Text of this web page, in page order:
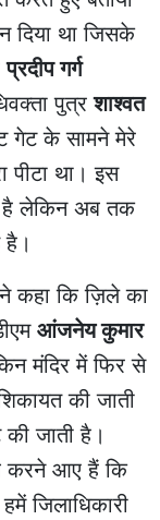
दिया था जिसके
प्रदीप गर्ग
पुत्रशाश्वत
गेट के सामने मेरे
पीटा था। इस
है लेकिन अब तक
है।
कहा कि ज़िले का
आंजनेय कुमार
मंदिर में फिर से
की जाती
की जाती है।
करने आए हैं कि
जिलाधिकारी